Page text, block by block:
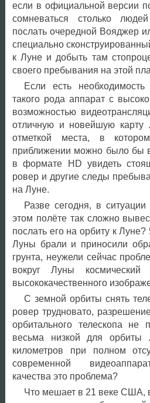
если в официальной версии
сомневаться столько
послать очередной Вояджер
специально
к Луне и добыть там
своего пребывания на этой
Если есть
такого рода аппарат с
возможностью
отличную и новейшую карту
отметкой места, в
приближении можно было бы
в формате HD увидеть
ровер и другие следы
на Луне.
Разве сегодня, в
этом полёте так сложно
послать его на орбиту к Луне?
Луны брали и приносили
грунта, неужели сейчас
вокруг Луны
высококачественного
С земной орбиты снять
ровер трудновато,
орбитального телескопа не
весьма низкой для
километров при полном
современной
качества это проблема?
Что мешает в 21 веке США,